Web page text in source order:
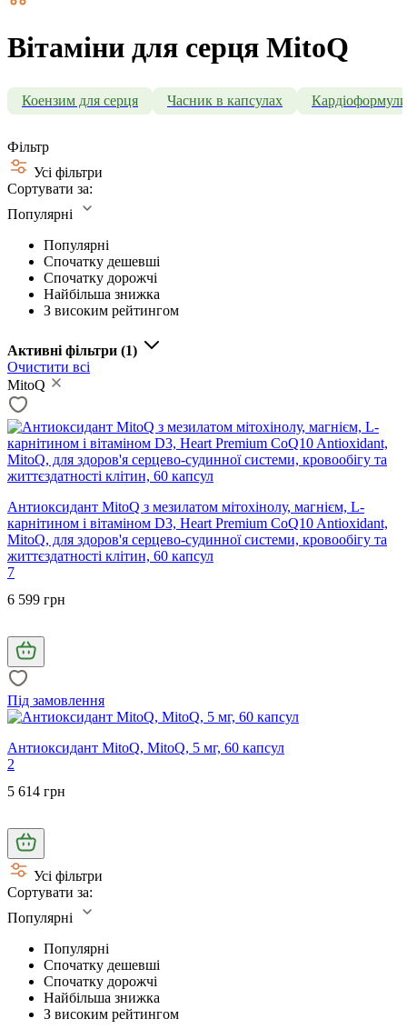
Вітаміни для серця MitoQ
Коензим для серця Часник в капсулах Кардіоформули
Фільтр
Усі фільтри
Сортувати за:
Популярні
Популярні
Спочатку дешевші
Спочатку дорожчі
Найбільша знижка
З високим рейтингом
Активні фільтри (1)
Очистити всі
MitoQ
Антиоксидант MitoQ з мезилатом мітохінолу, магнієм, L-
карнітином і вітаміном D3, Heart Premium CoQ10 Antioxidant,
MitoQ, для здоров'я серцево-судинної системи, кровообігу та
життєздатності клітин, 60 капсул
7
6 599 грн
Під замовлення
Антиоксидант MitoQ, MitoQ, 5 мг, 60 капсул
2
5 614 грн
Усі фільтри
Сортувати за:
Популярні
Популярні
Спочатку дешевші
Спочатку дорожчі
Найбільша знижка
З високим рейтингом